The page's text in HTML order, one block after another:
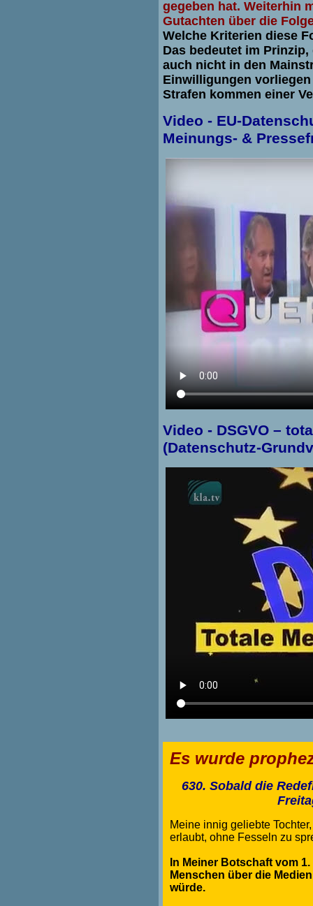
gegeben hat. Weiterhin
Gutachten über die
Welche Kriterien diese
Das bedeutet im
auch nicht in den
Einwilligungen
Strafen kommen einer
Video - EU-
Meinungs- &
Video - DSGVO –
(Datenschutz-
Es wurde
630. Sobald die
Meine innig geliebte
erlaubt, ohne Fesseln zu
In Meiner Botschaft vom
Menschen über die
würde.